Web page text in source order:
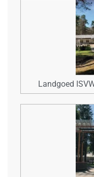
Landgoed